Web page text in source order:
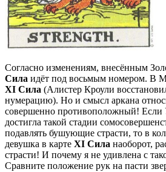
Согласно изменениям, внесённым
Сила идёт под восьмым номером. В
XI Сила (Алистер Кроули
нумерацию). Но и смысл аркана
совершенно противоположный! Если
достигла такой стадии
подавлять бушующие страсти, то в
девушка в карте XI Сила наоборот,
страсти! И почему я не удивлена с
Сравните положение рук на пасти